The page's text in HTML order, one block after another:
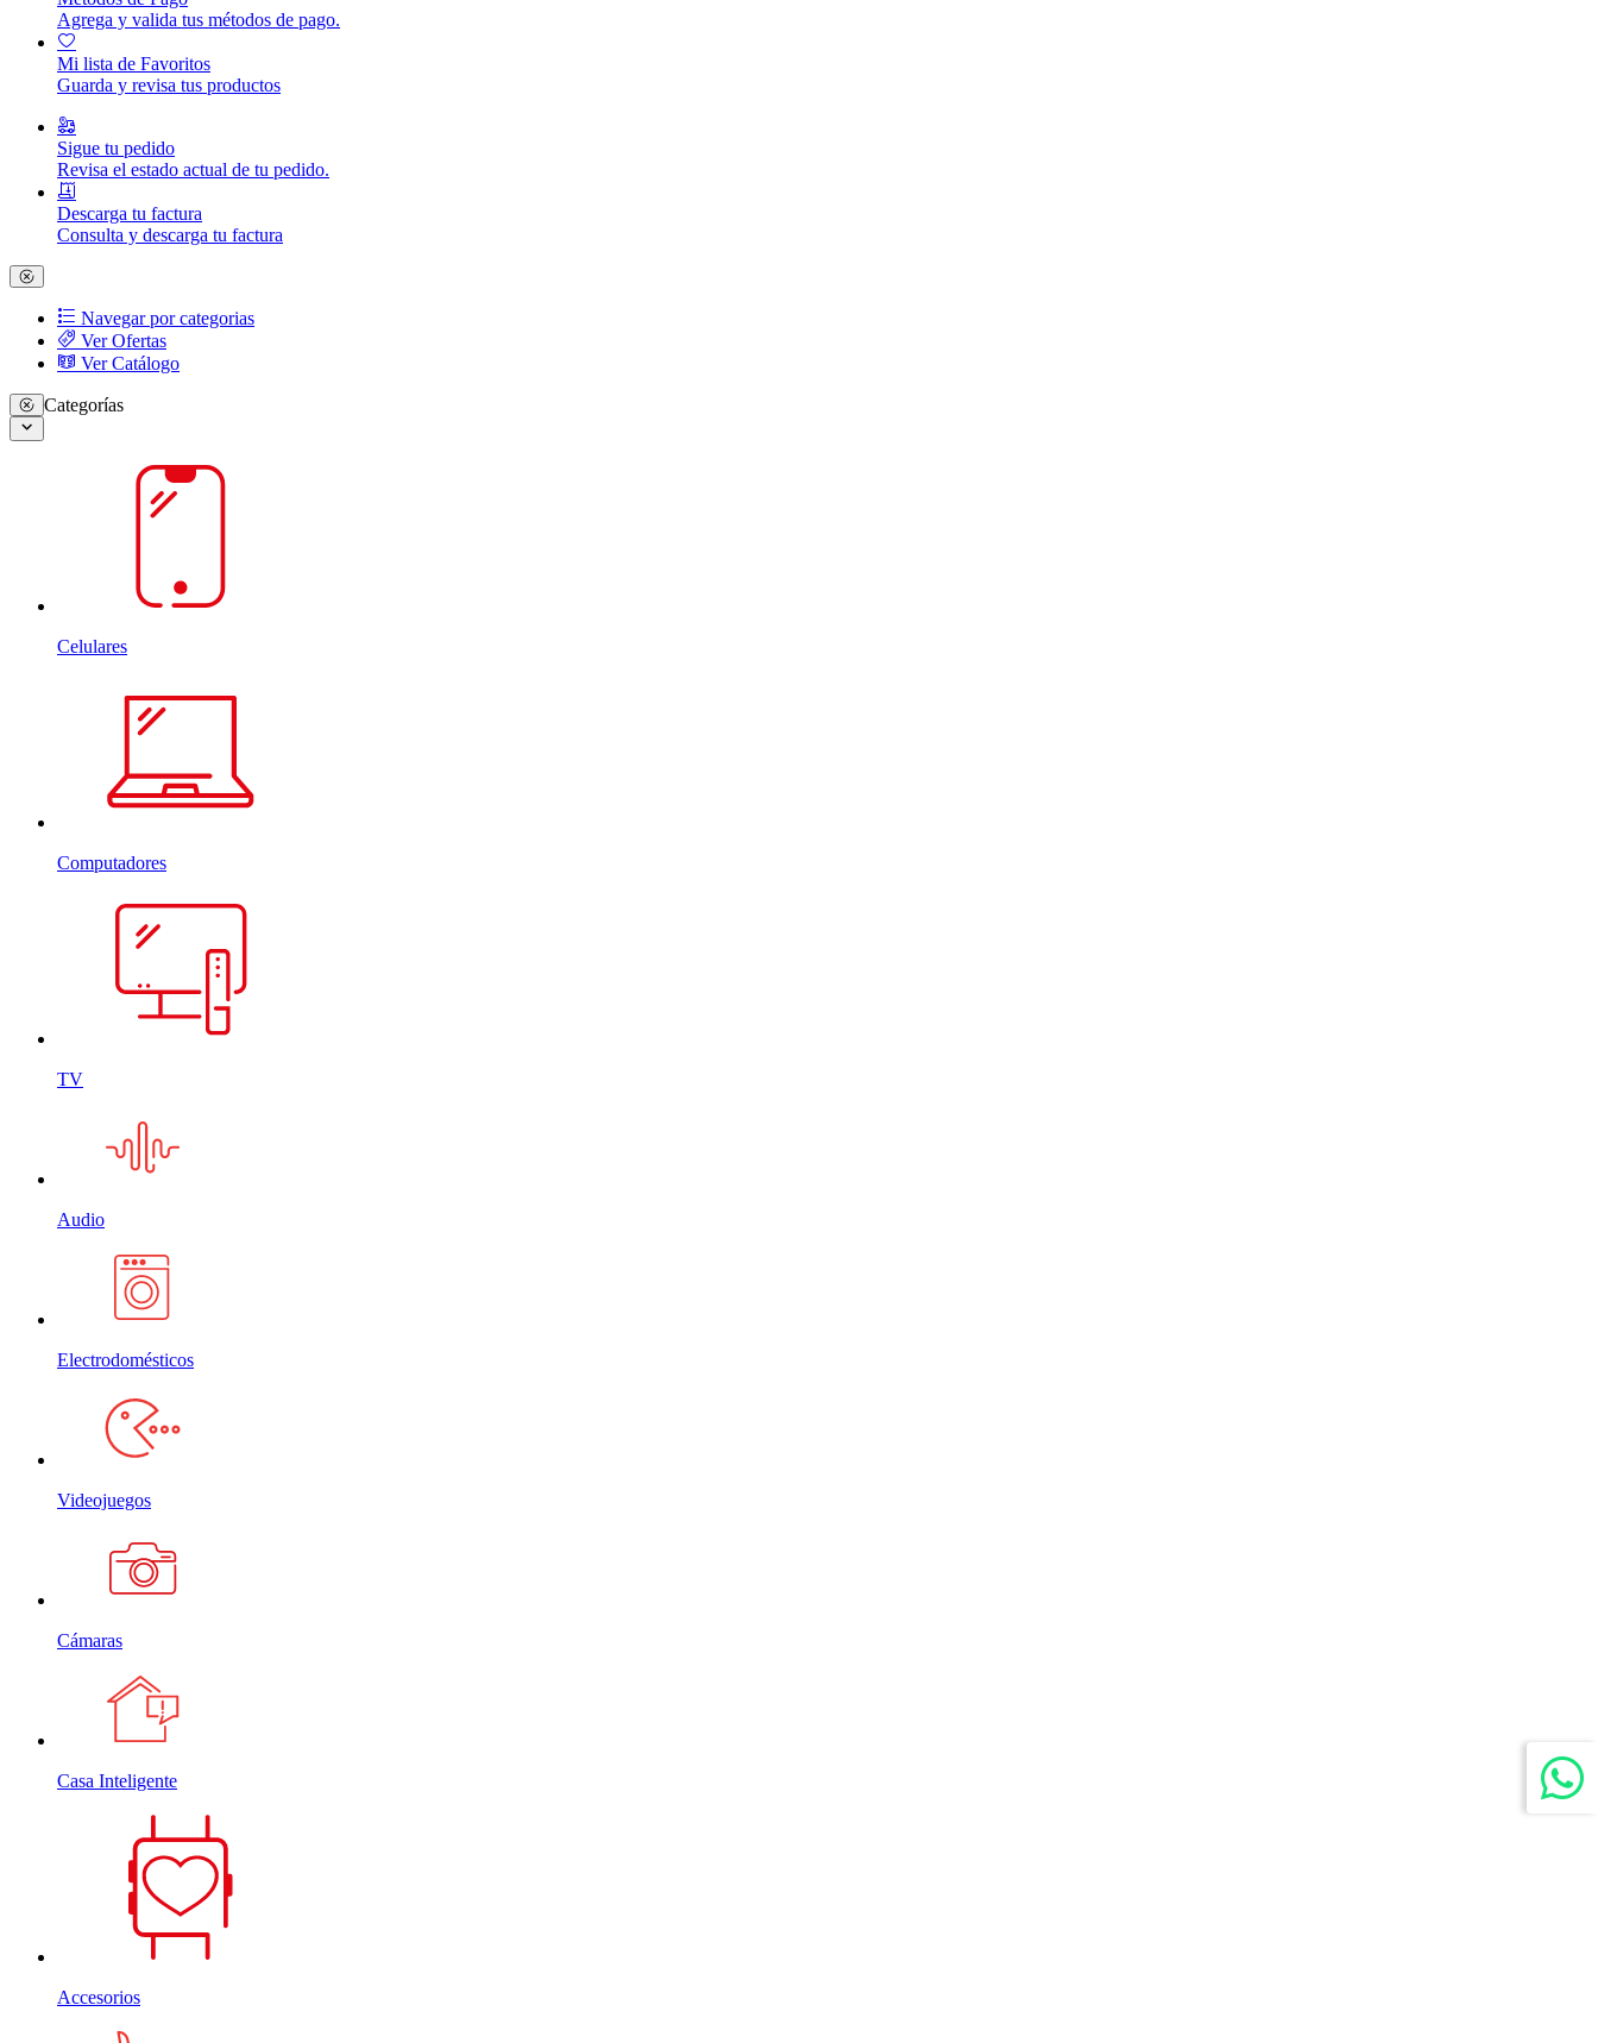
Agrega y valida tus métodos de pago.
Mi lista de Favoritos
Guarda y revisa tus productos
Sigue tu pedido
Revisa el estado actual de tu pedido.
Descarga tu factura
Consulta y descarga tu factura
Navegar por categorias
Ver Ofertas
Ver Catálogo
Categorías
Celulares
Computadores
TV
Audio
Electrodomésticos
Videojuegos
Cámaras
Casa Inteligente
Accesorios